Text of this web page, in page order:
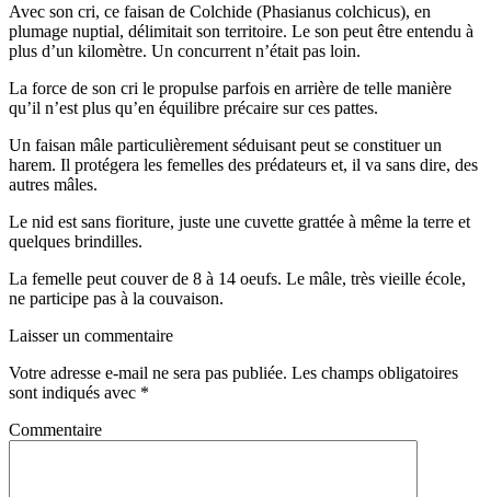
Avec son cri, ce faisan de Colchide (Phasianus colchicus), en
plumage nuptial, délimitait son territoire. Le son peut être entendu à
plus d’un kilomètre. Un concurrent n’était pas loin.
La force de son cri le propulse parfois en arrière de telle manière
qu’il n’est plus qu’en équilibre précaire sur ces pattes.
Un faisan mâle particulièrement séduisant peut se constituer un
harem. Il protégera les femelles des prédateurs et, il va sans dire, des
autres mâles.
Le nid est sans fioriture, juste une cuvette grattée à même la terre et
quelques brindilles.
La femelle peut couver de 8 à 14 oeufs. Le mâle, très vieille école,
ne participe pas à la couvaison.
Laisser un commentaire
Votre adresse e-mail ne sera pas publiée. Les champs obligatoires
sont indiqués avec *
Commentaire